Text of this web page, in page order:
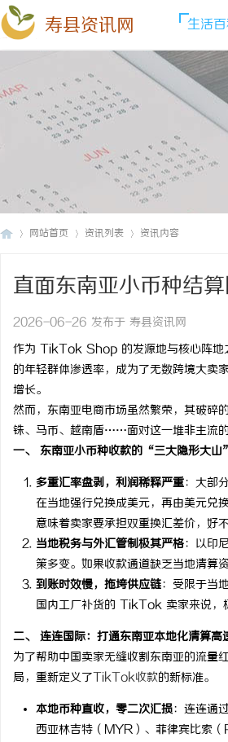
寿县资讯网 生活
网站首页 资讯列表 资讯内容
直面东南亚小币种结
关？
2026-06-26 发布于 寿县资讯网
作为 TikTok Shop 的发源地与核心阵地
的年轻群体渗透率，成为了无数跨境大
增长。
然而，东南亚电商市场虽然繁荣，其破
铢、马币、越南盾……面对这一堆非主流
一、 东南亚小币种收款的“三大隐形大山”
多重汇率盘剥，利润稀释严重：大部
在当地强行兑换成美元，再由美元
意味着卖家要承担双重换汇差价，好
当地税务与外汇管制极其严格：以印
策多变。如果收款通道缺乏当地清算
到账时效慢，拖垮供应链：受限于当
国内工厂补货的 TikTok 卖家来说，
二、 连连国际：打通东南亚本地化清算高
为了帮助中国卖家无缝收割东南亚的流
局，重新定义了 TikTok收款的新标准。
本地币种直收，零二次汇损：连连通
西亚林吉特（MYR）、菲律宾比索